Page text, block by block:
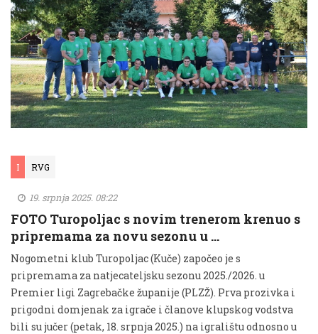
I RVG
19. srpnja 2025. 08:22
FOTO Turopoljac s novim trenerom krenuo s
pripremama za novu sezonu u …
Nogometni klub Turopoljac (Kuče) započeo je s
pripremama za natjecateljsku sezonu 2025./2026. u
Premier ligi Zagrebačke županije (PLZŽ). Prva prozivka i
prigodni domjenak za igrače i članove klupskog vodstva
bili su jučer (petak, 18. srpnja 2025.) na igralištu odnosno u